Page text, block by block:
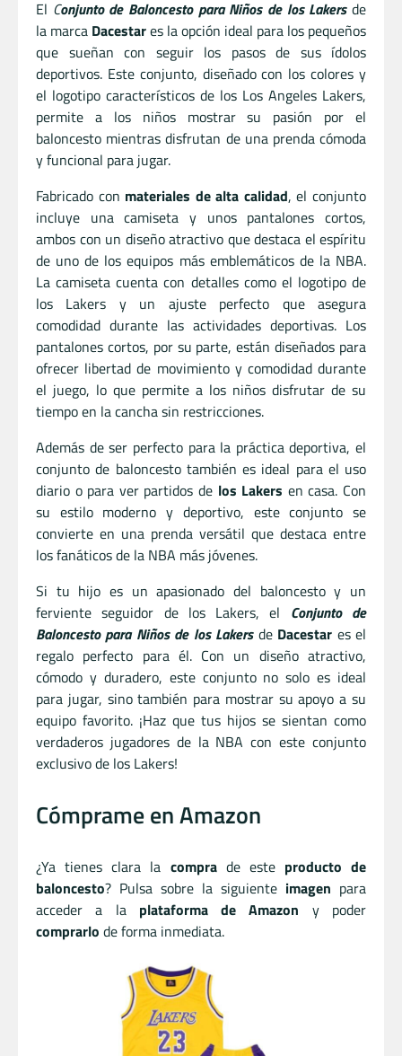
El Conjunto de Baloncesto para Niños de los Lakersde
la marca Dacestares la opción ideal para los pequeños
que sueñan con seguir los pasos de sus ídolos
deportivos. Este conjunto, diseñado con los colores y
el logotipo característicos de los Los Angeles Lakers,
permite a los niños mostrar su pasión por el
baloncesto mientras disfrutan de una prenda cómoda
y funcional para jugar.
Fabricado con materiales de alta calidad, el conjunto
incluye una camiseta y unos pantalones cortos,
ambos con un diseño atractivo que destaca el espíritu
de uno de los equipos más emblemáticos de la NBA.
La camiseta cuenta con detalles como el logotipo de
los Lakers y un ajuste perfecto que asegura
comodidad durante las actividades deportivas. Los
pantalones cortos, por su parte, están diseñados para
ofrecer libertad de movimiento y comodidad durante
el juego, lo que permite a los niños disfrutar de su
tiempo en la cancha sin restricciones.
Además de ser perfecto para la práctica deportiva, el
conjunto de baloncesto también es ideal para el uso
diario o para ver partidos de los Lakers en casa. Con
su estilo moderno y deportivo, este conjunto se
convierte en una prenda versátil que destaca entre
los fanáticos de la NBA más jóvenes.
Si tu hijo es un apasionado del baloncesto y un
ferviente seguidor de los Lakers, el Conjunto de
Baloncesto para Niños de los Lakersde Dacestar es el
regalo perfecto para él. Con un diseño atractivo,
cómodo y duradero, este conjunto no solo es ideal
para jugar, sino también para mostrar su apoyo a su
equipo favorito. ¡Haz que tus hijos se sientan como
verdaderos jugadores de la NBA con este conjunto
exclusivo de los Lakers!
Cómprame en Amazon
¿Ya tienes clara la comprade este producto de
baloncesto? Pulsa sobre la siguiente imagen para
acceder a la plataforma de Amazon y poder
comprarlo de forma inmediata.